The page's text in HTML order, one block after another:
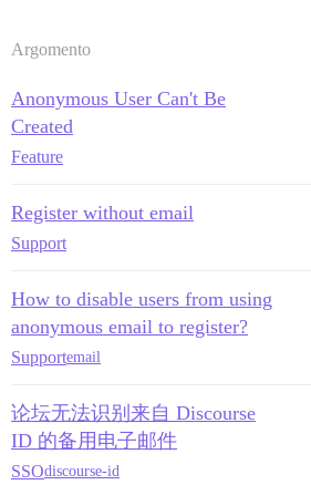
Argomento
Anonymous User Can't Be
Created
Feature
Register without email
Support
How to disable users from using
anonymous email to register?
Supportemail
论坛无法识别来自 Discourse
ID 的备用电子邮件
SSOdiscourse-id